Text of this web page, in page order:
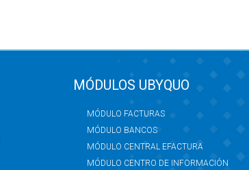
MÓDULOS UBYQUO
MÓDULO FACTURAS
MÓDULO BANCOS
MÓDULO CENTRAL EFACTURA
MÓDULO CENTRO DE INFORMACIÓN